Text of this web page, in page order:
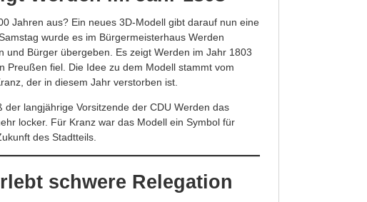
Jahren aus? Ein neues 3D-Modell gibt darauf nun eine
wurde es im Bürgermeisterhaus Werden
und Bürger übergeben. Es zeigt Werden im Jahr 1803
Preußen fiel. Die Idee zu dem Modell stammt vom
der in diesem Jahr verstorben ist.
der langjährige Vorsitzende der CDU Werden das
locker. Für Kranz war das Modell ein Symbol für
des Stadtteils.
schwere Relegation